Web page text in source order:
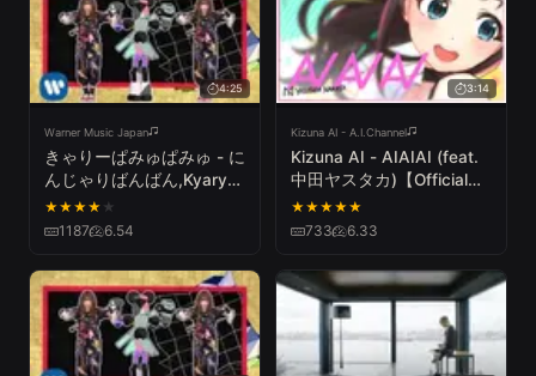
4:25
Warner Music Japan
きゃりーぱみゅぱみゅ - に
んじゃりばんばん,Kyary
Pamyu Pamyu - Ninja Re
Bang Bang
★★★★ ★
1187 6.54
3:14
Kizuna AI - A.I.Channel
Kizuna AI - AIAIAI (feat.
中田ヤスタカ)【Official
Music Video】
★★★★★
733 6.33